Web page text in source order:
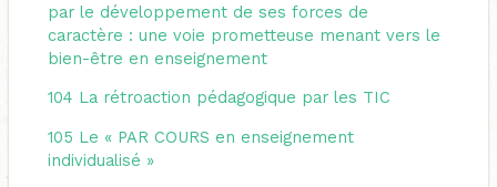
par le développement de ses forces de
caractère : une voie prometteuse menant vers le
bien-être en enseignement
104 La rétroaction pédagogique par les TIC
105 Le « PAR COURS en enseignement
individualisé »